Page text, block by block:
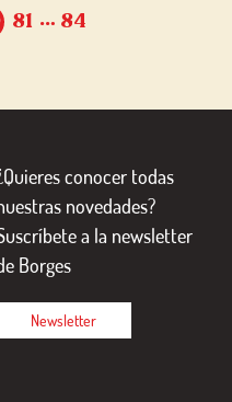
81 … 84
conocer todas
novedades?
a la newsletter
Borges
Newsletter